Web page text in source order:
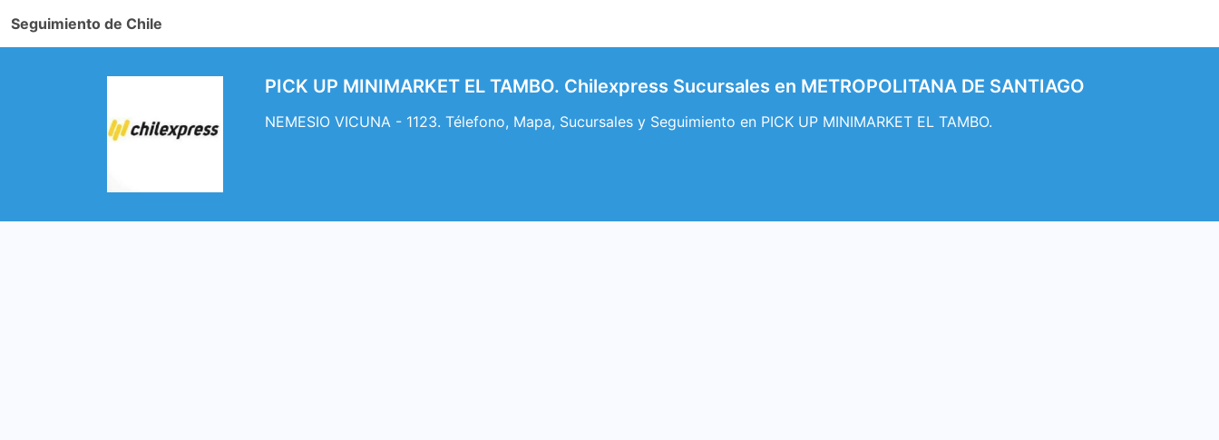
Seguimiento de Chile
PICK UP MINIMARKET EL TAMBO. Chilexpress Sucursales en METROPOLITANA DE SANTIAGO
NEMESIO VICUNA - 1123. Télefono, Mapa, Sucursales y Seguimiento en PICK UP MINIMARKET EL TAMBO.